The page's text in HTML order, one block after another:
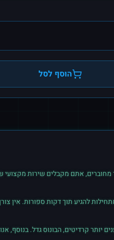
הוסף לסל
מחוברים, אתם מקבלים שירות מקצועי
להגיע תוך דקות ספורות. אין
קרדיטים, הבונוס גדל. בנוסף, אנו